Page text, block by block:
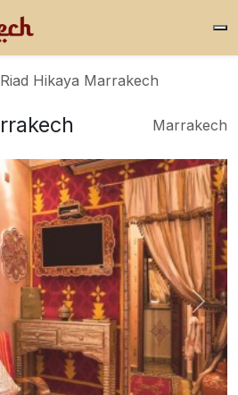
Riad Hikaya Marrakech
Marrakech